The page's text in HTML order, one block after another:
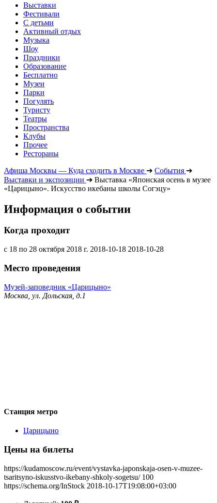
Выставки
Фестивали
С детьми
Активный отдых
Музыка
Шоу
Праздники
Образование
Бесплатно
Музеи
Парки
Погулять
Туристу
Театры
Пространства
Клубы
Прочее
Рестораны
Афиша Москвы — Куда сходить в Москве ➔ События ➔
Выставки и экспозиции ➔ Выставка «Японская осень в музее
«Царицыно». Искусство икебаны школы Согэцу»
Информация о событии
Когда проходит
с 18 по 28 октября 2018 г. 2018-10-18 2018-10-28
Место проведения
Музей-заповедник «Царицыно»
Москва, ул. Дольская, д.1
Станция метро
Царицыно
Цены на билеты
https://kudamoscow.ru/event/vystavka-japonskaja-osen-v-muzee-
tsaritsyno-iskusstvo-ikebany-shkoly-sogetsu/ 100
https://schema.org/InStock 2018-10-17T19:08:00+03:00